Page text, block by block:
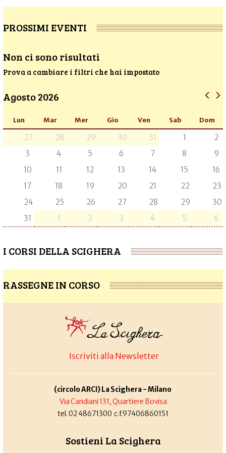
PROSSIMI EVENTI
Non ci sono risultati
Prova a cambiare i filtri che hai impostato
Agosto 2026
Lun Mar Mer Gio Ven Sab Dom
27 28 29 30 31 1
2
3
4 5 6 7 8
9
10
11 12 13 14 15
16
17
18 19 20 21 22
23
24
25 26 27 28 29
30
31
1 2 3 4 5 6
I CORSI DELLA SCIGHERA
RASSEGNE IN CORSO
Iscriviti alla Newsletter
(circolo ARCI) La Scighera - Milano
Via Candiani 131, Quartiere Bovisa
tel. 02 48671300 c.f.97406860151
Sostieni La Scighera